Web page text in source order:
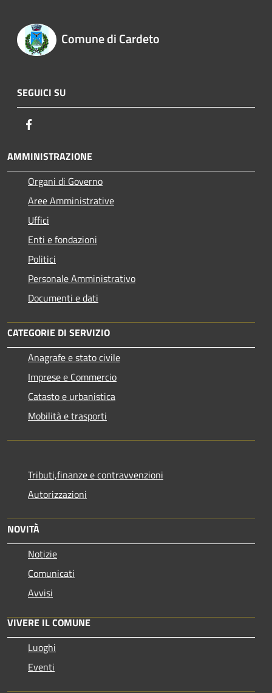
Comune di Cardeto
SEGUICI SU
AMMINISTRAZIONE
Organi di Governo
Aree Amministrative
Uffici
Enti e fondazioni
Politici
Personale Amministrativo
Documenti e dati
CATEGORIE DI SERVIZIO
Anagrafe e stato civile
Imprese e Commercio
Catasto e urbanistica
Mobilità e trasporti
Tributi,finanze e contravvenzioni
Autorizzazioni
NOVITÀ
Notizie
Comunicati
Avvisi
VIVERE IL COMUNE
Luoghi
Eventi